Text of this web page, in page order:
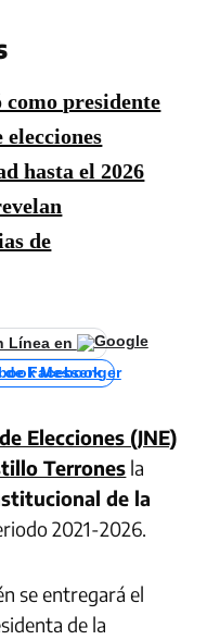
presidente
hasta el 2026
de
Línea en
de Facebook
Elecciones (JNE)
Terrones la
de la
2021-2026.
se entregará el
de la